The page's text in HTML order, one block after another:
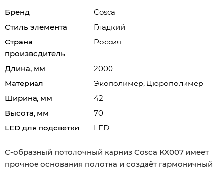
Бренд
Cosca
Стиль элемента
Гладкий
Страна
производитель
Россия
Длина, мм
2000
Материал
Экополимер, Дюрополимер
Ширина, мм
42
Высота, мм
70
LED для подсветки
LED
C-образный потолочный карниз Cosca KX007 имеет
прочное основания полотна и создаёт гармоничный